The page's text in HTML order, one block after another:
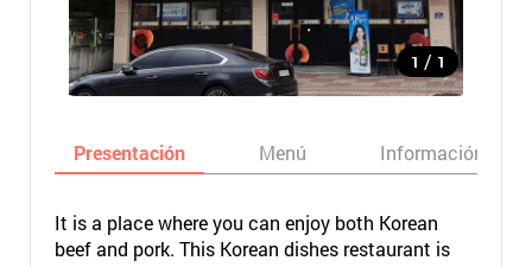
1 / 1
Presentación Menú Información
It is a place where you can enjoy both Korean
beef and pork. This Korean dishes restaurant is